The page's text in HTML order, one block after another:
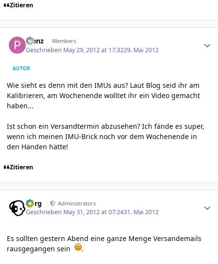
Zitieren
Plenz Members
Geschrieben May 29, 2012 at 17:3229. Mai 2012
AUTOR
Wie sieht es denn mit den IMUs aus? Laut Blog seid ihr am
Kalibrieren, am Wochenende wolltet ihr ein Video gemacht
haben...
Ist schon ein Versandtermin abzusehen? Ich fände es super,
wenn ich meinen IMU-Brick noch vor dem Wochenende in
den Händen hätte!
Zitieren
borg Administrators
Geschrieben May 31, 2012 at 07:2431. Mai 2012
Es sollten gestern Abend eine ganze Menge Versandemails
rausgegangen sein
.